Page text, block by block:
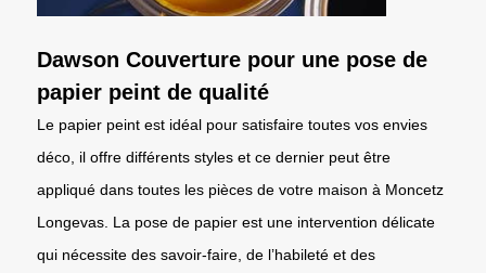
Dawson Couverture pour une pose de
papier peint de qualité
Le papier peint est idéal pour satisfaire toutes vos envies
déco, il offre différents styles et ce dernier peut être
appliqué dans toutes les pièces de votre maison à Moncetz
Longevas. La pose de papier est une intervention délicate
qui nécessite des savoir-faire, de l’habileté et des